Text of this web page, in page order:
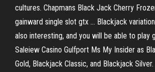
cultures. Chapmans Black Jack Cherry
gainward single slot gtx … Blackjack
also interesting, and you will be able to play
Saleiew Casino Gulfport Ms My Insider as
Gold, Blackjack Classic, and Blackjack